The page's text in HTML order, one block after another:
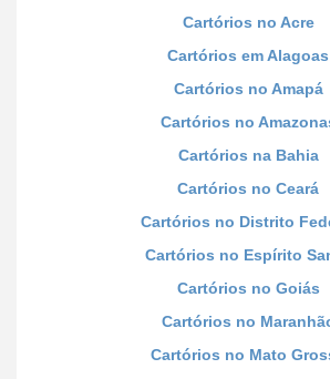
Cartórios no Acre
Cartórios em Alagoas
Cartórios no Amapá
Cartórios no
Cartórios na Bahia
Cartórios no Ceará
Cartórios no Distrito
Cartórios no Espírito
Cartórios no Goiás
Cartórios no
Cartórios no Mato